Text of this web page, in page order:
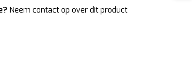
Neem contact op over dit product